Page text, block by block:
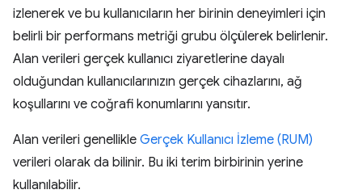
izlenerek ve bu kullanıcıların her birinin deneyimleri için
belirli bir performans metriği grubu ölçülerek belirlenir.
Alan verileri gerçek kullanıcı ziyaretlerine dayalı
olduğundan kullanıcılarınızın gerçek cihazlarını, ağ
koşullarını ve coğrafi konumlarını yansıtır.
Alan verileri genellikle Gerçek Kullanıcı İzleme (RUM)
verileri olarak da bilinir. Bu iki terim birbirinin yerine
kullanılabilir.